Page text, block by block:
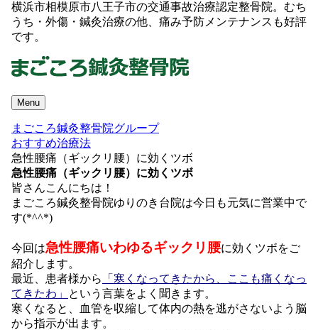
横浜市相模原市八王子市の交通事故治療認定整骨院。むち
うち・外傷・鍼灸治療の他、痛み予防メンテナンスも好評
です。
Menu
まごころ鍼灸整骨院グループ
おすすめ治療法
急性腰痛（ギックリ腰）に効くツボ
急性腰痛（ギックリ腰）に効くツボ
皆さんこんにちは！
まごころ鍼灸整骨院ゆりのき台院は今日も元気に営業中で
す(*^^*)
今回は急性腰痛いわゆるギックリ腰に効くツボをご
紹介します。
最近、患者様から
「寒くなってきたから、ここも痛くなっ
てきたわ」
という言葉をよく聞きます。
寒くなると、血管を収縮して体内の熱を逃がさないよう脳
から指示が出ます。